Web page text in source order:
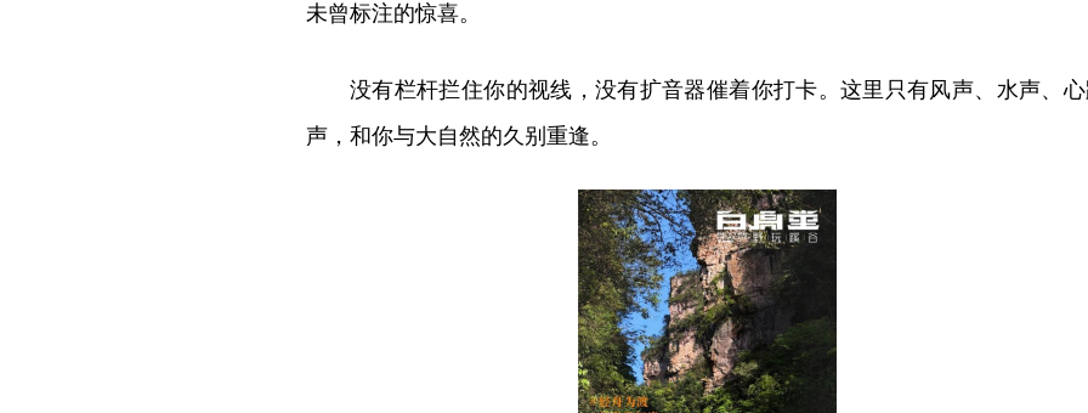
未曾标注的惊喜。
没有栏杆拦住你的视线，没有扩音器催着你打卡。这里只有风声、水声、
声，和你与大自然的久别重逢。